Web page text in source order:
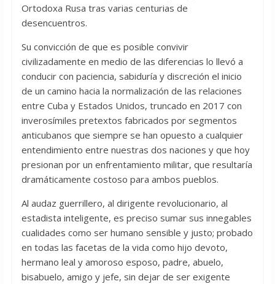
Ortodoxa Rusa tras varias centurias de
desencuentros.
Su convicción de que es posible convivir
civilizadamente en medio de las diferencias lo llevó a
conducir con paciencia, sabiduría y discreción el inicio
de un camino hacia la normalización de las relaciones
entre Cuba y Estados Unidos, truncado en 2017 con
inverosímiles pretextos fabricados por segmentos
anticubanos que siempre se han opuesto a cualquier
entendimiento entre nuestras dos naciones y que hoy
presionan por un enfrentamiento militar, que resultaría
dramáticamente costoso para ambos pueblos.
Al audaz guerrillero, al dirigente revolucionario, al
estadista inteligente, es preciso sumar sus innegables
cualidades como ser humano sensible y justo; probado
en todas las facetas de la vida como hijo devoto,
hermano leal y amoroso esposo, padre, abuelo,
bisabuelo, amigo y jefe, sin dejar de ser exigente